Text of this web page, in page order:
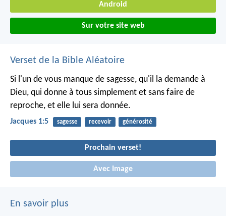
Android
Sur votre site web
Verset de la Bible Aléatoire
Si l'un de vous manque de sagesse, qu'il la demande à
Dieu, qui donne à tous simplement et sans faire de
reproche, et elle lui sera donnée.
Jacques 1:5 sagesse recevoir générosité
Prochain verset!
Avec Image
En savoir plus